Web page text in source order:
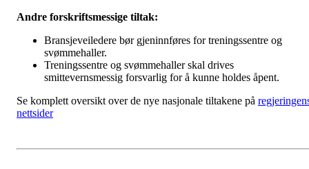
Andre forskriftsmessige tiltak:
Bransjeveiledere bør gjeninnføres for treningssentre og
svømmehaller.
Treningssentre og svømmehaller skal drives
smittevernsmessig forsvarlig for å kunne holdes åpent.
Se komplett oversikt over de nye nasjonale tiltakene på
nettsider